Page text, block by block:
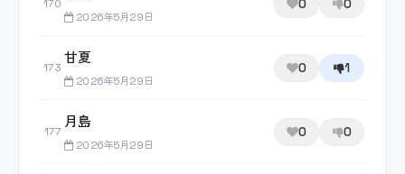
170
2026年5月29日
0 0
173
甘夏
2026年5月29日
0 1
177
月島
2026年5月29日
0 0